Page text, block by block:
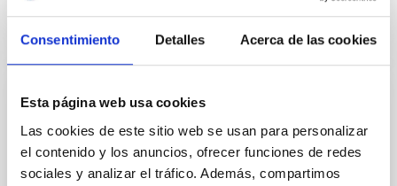
Consentimiento Detalles Acerca de las cookies
Esta página web usa cookies
Las cookies de este sitio web se usan para personalizar
el contenido y los anuncios, ofrecer funciones de redes
sociales y analizar el tráfico. Además, compartimos
NEWS
El Consejo de Administración de
"GRANTECAN" mantuvo esta mañana una